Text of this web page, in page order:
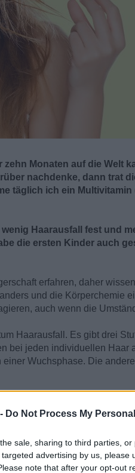
Do Not Process My
sale, sharing to third parties,
advertising by us, please
note that after your opt-out
Monaten auf die Welt
nachdenke, dann trat
täglich ich ein Multivitamin
Haarausfall fest und
die ersten Kinder auch
erfahren, daher
und die Körperchemie
auch wenn die
Haarausfall. Es gibt drei
bei jeden individuellen Haar
Wuchsphase. Die
sind die Östrogen
zu den Werten vor der
ausfallen sollen den
ausfallen.
daß Haare vor dem